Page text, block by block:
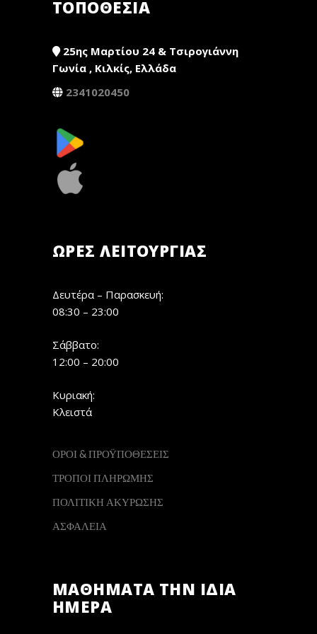
ΤΟΠΟΘΕΣΙΑ
25ης Μαρτίου 24 & Τσιρογιάννη
Γωνία , Κιλκίς, Ελλάδα
2341020450
ΏΡΕΣ ΛΕΙΤΟΥΡΓΊΑΣ
Δευτέρα – Παρασκευή:
08:30 – 23:00
Σάββατο:
12:00 – 20:00
Κυριακή:
Κλειστά
ΟΡΟΙ & ΠΡΟΫΠΟΘΕΣΕΙΣ
ΤΡΟΠΟΙ ΠΛΗΡΩΜΗΣ
ΠΟΛΙΤΙΚΗ ΑΚΥΡΩΣΗΣ
ΑΣΦΑΛΕΙΑ
ΜΑΘΗΜΑΤΑ ΤΗΝ ΙΔΙΑ
ΗΜΕΡΑ